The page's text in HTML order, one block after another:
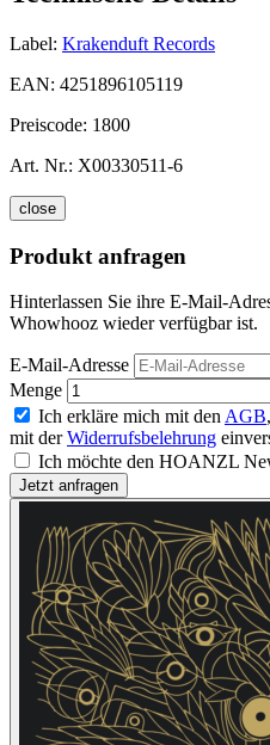
Label: Krakenduft Records
EAN: 4251896105119
Preiscode: 1800
Art. Nr.: X00330511-6
close
Produkt anfragen
Hinterlassen Sie ihre E-Mail-
Whowhooz wieder verfügbar ist.
E-Mail-Adresse
Menge
Ich erkläre mich mit den AGB
mit derWiderrufsbelehrung
Ich möchte den HOANZL